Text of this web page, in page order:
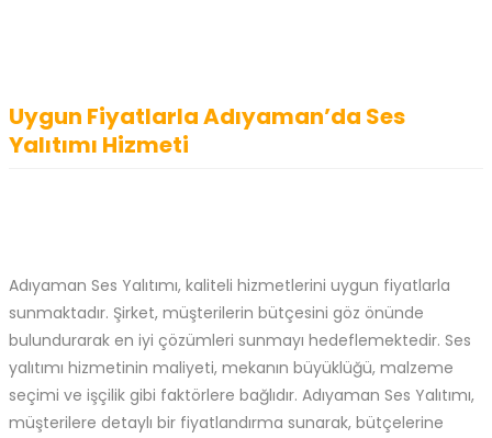
Uygun Fiyatlarla Adıyaman’da Ses
Yalıtımı Hizmeti
Adıyaman Ses Yalıtımı, kaliteli hizmetlerini uygun fiyatlarla
sunmaktadır. Şirket, müşterilerin bütçesini göz önünde
bulundurarak en iyi çözümleri sunmayı hedeflemektedir. Ses
yalıtımı hizmetinin maliyeti, mekanın büyüklüğü, malzeme
seçimi ve işçilik gibi faktörlere bağlıdır. Adıyaman Ses Yalıtımı,
müşterilere detaylı bir fiyatlandırma sunarak, bütçelerine